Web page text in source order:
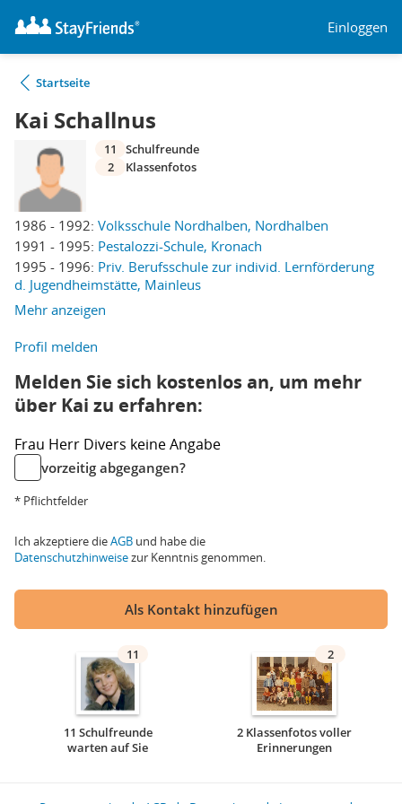
Einloggen
Startseite
Kai Schallnus
1986 - 1992: Volksschule Nordhalben, Nordhalben
1991 - 1995: Pestalozzi-Schule, Kronach
1995 - 1996: Priv. Berufsschule zur individ. Lernförderung
d. Jugendheimstätte, Mainleus
Mehr anzeigen
11
Schulfreunde
2
Klassenfotos
Profil melden
Melden Sie sich kostenlos an, um mehr
über Kai zu erfahren:
Frau Herr Divers keine Angabe
vorzeitig abgegangen?
* Pflichtfelder
Ich akzeptiere dieAGB und habe die
Datenschutzhinweisezur Kenntnis genommen.
Als Kontakt hinzufügen
11
11 Schulfreunde
warten auf Sie
2
2 Klassenfotos voller
Erinnerungen